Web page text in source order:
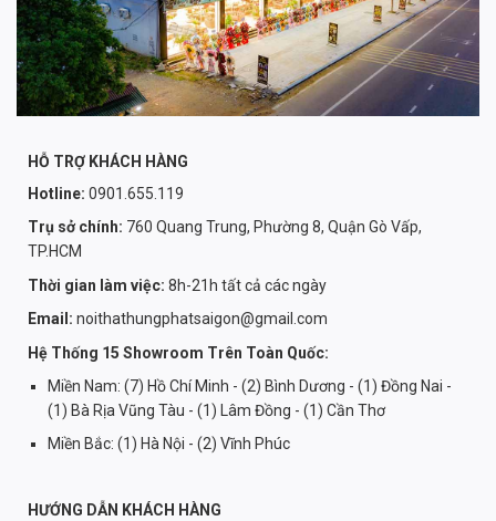
HỖ TRỢ KHÁCH HÀNG
Hotline: 0901.655.119
Trụ sở chính: 760 Quang Trung, Phường 8, Quận Gò Vấp,
TP.HCM
Thời gian làm việc: 8h-21h tất cả các ngày
Email: noithathungphatsaigon@gmail.com
Hệ Thống 15 Showroom Trên Toàn Quốc:
Miền Nam: (7) Hồ Chí Minh - (2) Bình Dương - (1) Đồng Nai -
(1) Bà Rịa Vũng Tàu - (1) Lâm Đồng - (1) Cần Thơ
Miền Bắc: (1) Hà Nội - (2) Vĩnh Phúc
HƯỚNG DẪN KHÁCH HÀNG